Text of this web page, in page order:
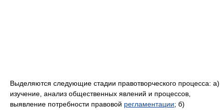
Выделяются следующие стадии правотворческого процесса: а)
изучение, анализ общественных явлений и процессов,
выявление потребности правовой регламентации; б)